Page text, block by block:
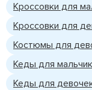
Кроссовки для
Кроссовки для
Костюмы для
Кеды для
Кеды для